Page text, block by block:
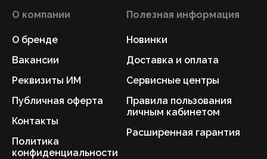
О компании
О бренде
Вакансии
Реквизиты ИМ
Публичная оферта
Контакты
Политика
конфиденциальности
Полезная информация
Новинки
Доставка и оплата
Сервисные центры
Правила пользования
личным кабинетом
Расширенная гарантия